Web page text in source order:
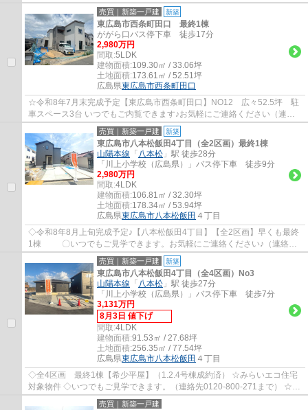
屋 4LDK ウオークインクローゼット シュー...
売買｜新築一戸建 新築
東広島市西条町田口 最終1棟
ががら口バス停下車 徒歩17分
2,980万円
間取:5LDK
建物面積:109.30㎡ / 33.06坪
土地面積:173.61㎡ / 52.51坪
広島県東広島市西条町田口
☆令和8年7月末完成予定【東広島市西条町田口】NO12 広々52.5坪 駐
車スペース3台 いつでもご内覧できます♪お気軽にご連絡ください（連絡
先0120-800-271まで） ☆オール電化住宅 ☆リ...
売買｜新築一戸建 新築
東広島市八本松飯田4丁目（全2区画）最終1棟
山陽本線 「 八本松 」駅 徒歩28分
「川上小学校（広島県）」バス停下車 徒歩9分
2,980万円
間取:4LDK
建物面積:106.81㎡ / 32.30坪
土地面積:178.34㎡ / 53.94坪
広島県東広島市八本松飯田 ４丁目
◇令和8年8月上旬完成予定♪【八本松飯田4丁目】【全2区画】早くも最終
1棟 〇いつでもご見学できます。お気軽にご連絡ください♪（連絡先
0120-800-271まで） ☆長期優良住宅４LDK ☆...
売買｜新築一戸建 新築
東広島市八本松飯田4丁目（全4区画）No3
山陽本線 「 八本松 」駅 徒歩27分
「川上小学校（広島県）」バス停下車 徒歩7分
3,131万円
8月3日 値下げ
間取:4LDK
建物面積:91.53㎡ / 27.68坪
土地面積:256.35㎡ / 77.54坪
広島県東広島市八本松飯田 ４丁目
◇全4区画 最終1棟【希少平屋】（1.2.4号棟成約済） ☆みらいエコ住宅
対象物件 ◇いつでもご見学できます。（連絡先0120-800-271まで） ☆住
宅性能評価 ☆耐震等級３ ☆引渡後無料点検実施...
売買｜新築一戸建